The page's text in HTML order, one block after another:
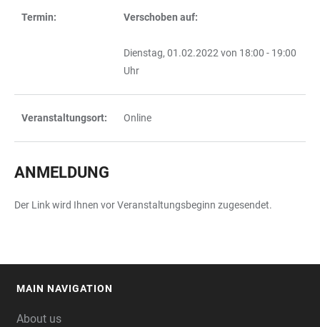
Termin: Verschoben auf:
Dienstag, 01.02.2022 von 18:00 - 19:00
Uhr
Veranstaltungsort: Online
ANMELDUNG
Der Link wird Ihnen vor Veranstaltungsbeginn zugesendet.
MAIN NAVIGATION
About us